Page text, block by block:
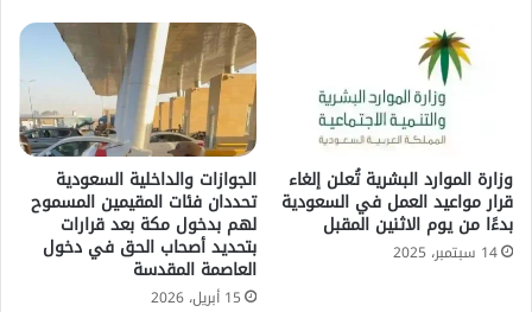
وزارة الموارد البشرية تُعلن إلغاء
قرار مواعيد العمل في السعودية
بدءًا من يوم الاثنين المقبل
14 سبتمبر، 2025
الجوازات والداخلية السعودية
تحددان فئات المقيمين المسموح
لهم بدخول مكة بعد قرارات
بتحديد أصحاب الحق في دخول
العاصمة المقدسة
15 أبريل، 2026